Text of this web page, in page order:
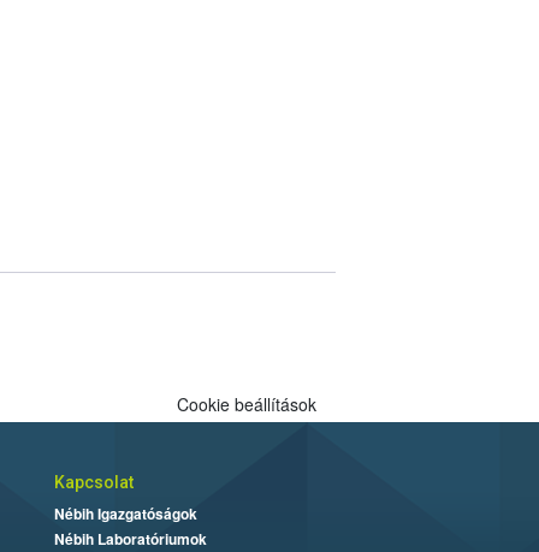
Cookie beállítások
Kapcsolat
Nébih Igazgatóságok
Nébih Laboratóriumok